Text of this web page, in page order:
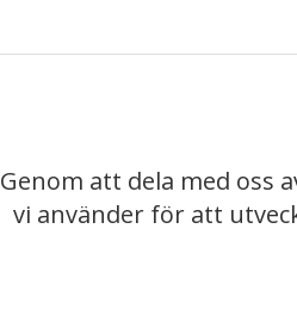
Genom att dela med oss
vi använder för att